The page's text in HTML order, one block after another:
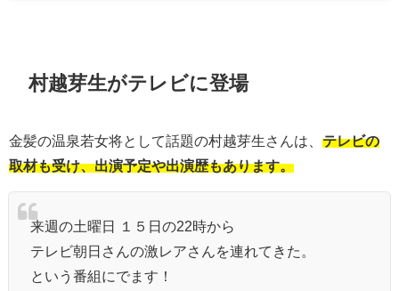
村越芽生がテレビに登場
金髪の温泉若女将として話題の村越芽生さんは、 テレビの
取材も受け、出演予定や出演歴もあります。
来週の土曜日 １５日の22時から
テレビ朝日さんの激レアさんを連れてきた。
という番組にでます！